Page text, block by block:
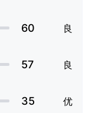
60 良
57 良
35 优